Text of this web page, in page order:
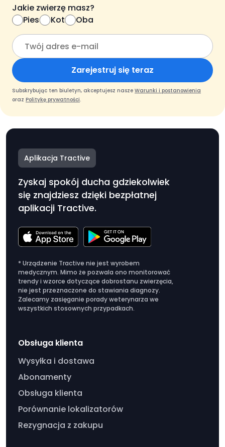
Jakie zwierzę masz?
Pies
Kot Oba
Zarejestruj się teraz
Subskrybując ten biuletyn, akceptujesz nasze Warunki i postanowienia
oraz Politykę prywatności.
Aplikacja Tractive
Zyskaj spokój ducha gdziekolwiek
się znajdziesz dzięki bezpłatnej
aplikacji Tractive.
* Urządzenie Tractive nie jest wyrobem
medycznym. Mimo że pozwala ono monitorować
trendy i wzorce dotyczące dobrostanu zwierzęcia,
nie jest przeznaczone do stawiania diagnozy.
Zalecamy zasięganie porady weterynarza we
wszystkich stosownych przypadkach.
Obsługa klienta
Wysyłka i dostawa
Abonamenty
Obsługa klienta
Porównanie lokalizatorów
Rezygnacja z zakupu